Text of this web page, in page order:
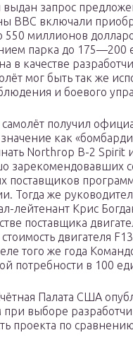
запрос
ВВС включали
550 миллионов
парка до 175—200
в качестве
мог быть так же
и боевого
получил
как
Northrop B-2 Spirit
зарекомендовавших
поставщиков
Тогда же
лейтенант Крис
поставщика
двигателя
того же года
потребности в 100
Палата США
выборе
проекта по